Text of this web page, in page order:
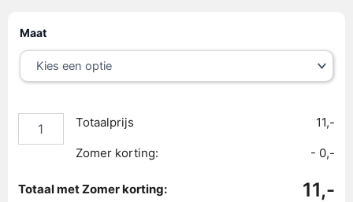
Maat
Hotel
Collection
-
Totaalprijs 11,-
Zomer korting: - 0,-
Totaal met Zomer korting: 11,-